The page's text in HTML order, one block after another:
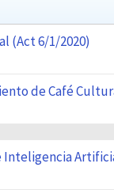
(Act 6/1/2020)
de Café